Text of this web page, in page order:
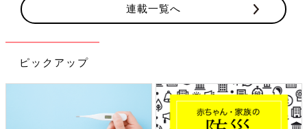
連載一覧へ
ピックアップ